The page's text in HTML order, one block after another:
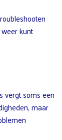
kunt
vergt soms een
maar